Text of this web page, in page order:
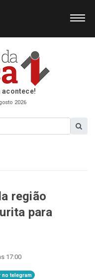
acontece!
2026
região
para
17:00
no telegram